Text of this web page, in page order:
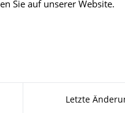
Sie auf unserer Website.
Letzte